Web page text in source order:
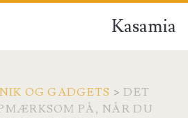
Kasamia
OG GADGETS >DET
PÅ, NÅR DU